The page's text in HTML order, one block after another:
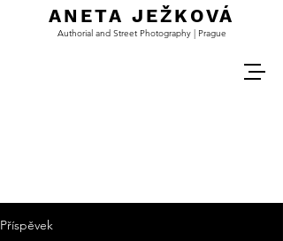
ANETA JEŽKOVÁ
Authorial and Street Photography | Prague
Příspěvek